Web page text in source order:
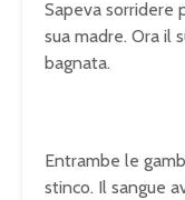
Sapeva sorridere
sua madre. Ora il
bagnata.
Entrambe le
stinco. Il sangue